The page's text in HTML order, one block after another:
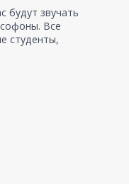
будут звучать
Все
студенты,